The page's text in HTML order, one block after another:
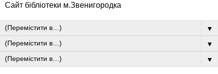
Сайт бібліотеки м.Звенигородка
▼
▼
▼